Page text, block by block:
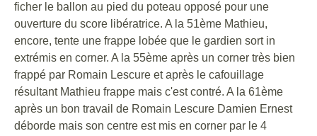
ficher le ballon au pied du poteau opposé pour une
ouverture du score libératrice. A la 51ème Mathieu,
encore, tente une frappe lobée que le gardien sort in
extrémis en corner. A la 55ème après un corner très bien
frappé par Romain Lescure et après le cafouillage
résultant Mathieu frappe mais c'est contré. A la 61ème
après un bon travail de Romain Lescure Damien Ernest
déborde mais son centre est mis en corner par le 4